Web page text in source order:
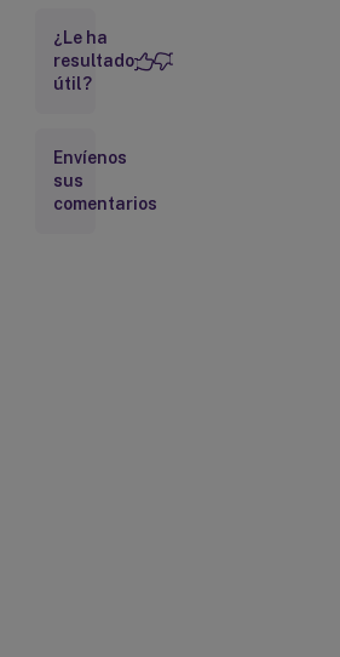
Accesos
directos
URL de
servicios
¿Le ha
resultado
útil?
Envíenos
sus
comentarios